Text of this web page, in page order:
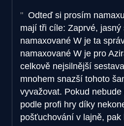
Odteď si prosím
mají tři cíle: Zaprvé,
namaxované W je ta
namaxované W je pro
celkově nejsilnější
mnohem snazší tohoto
vyvažovat. Pokud
podle profi hry díky
pošťuchování v lajně,